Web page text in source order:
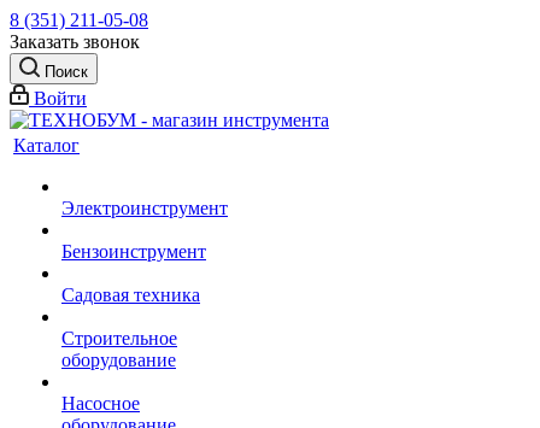
8 (351) 211-05-08
Заказать звонок
Поиск
Войти
Каталог
Электроинструмент
Бензоинструмент
Садовая техника
Строительное
оборудование
Насосное